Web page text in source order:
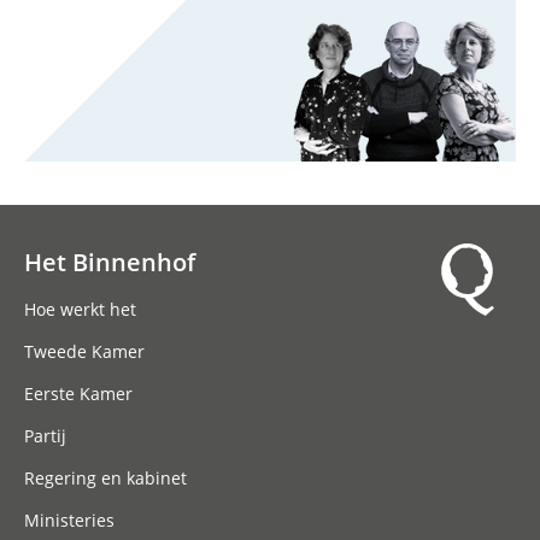
Het Binnenhof
Hoe werkt het
Tweede Kamer
Eerste Kamer
Partij
Regering en kabinet
Ministeries